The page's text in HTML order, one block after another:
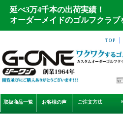
延べ3万4千本の出荷実績！
オーダーメイドのゴルフクラブ
TOP
取扱商品一覧 お客様の声 ご注文方法